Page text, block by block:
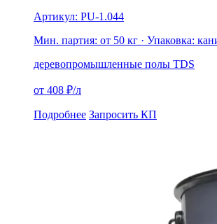
Артикул: PU-1.044
Мин. партия: от 50 кг · Упаковка:
деревопромышленные полы TDS
от 408 ₽/л
Подробнее Запросить КП